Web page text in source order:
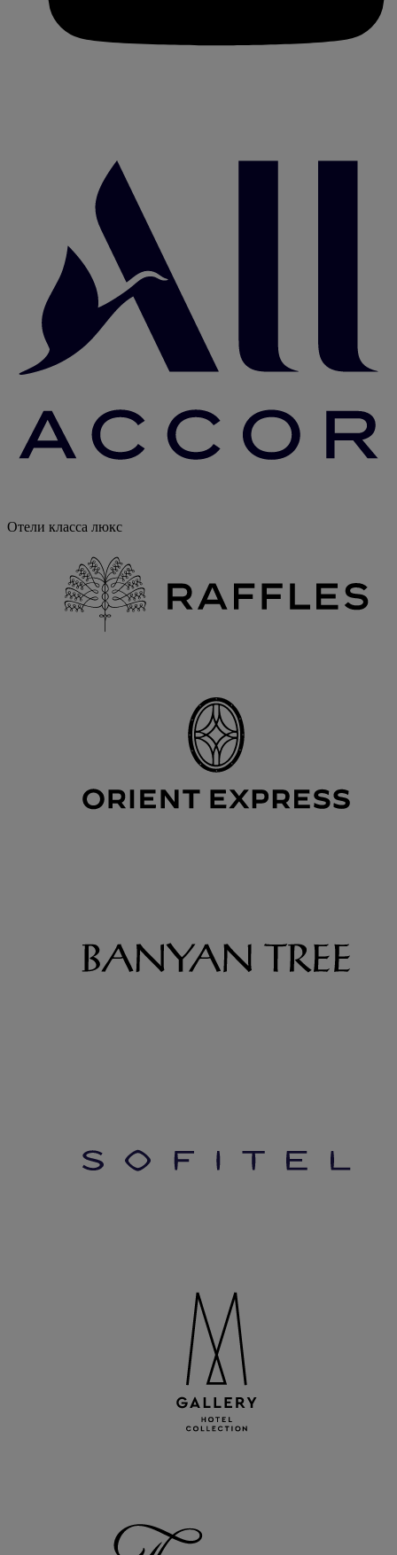
Отели класса люкс